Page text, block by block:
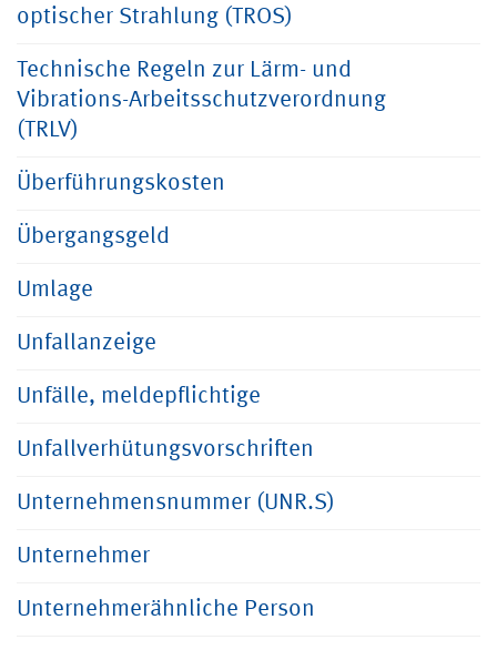
optischer Strahlung (TROS)
Technische Regeln zur Lärm- und
Vibrations-Arbeitsschutzverordnung
(TRLV)
Überführungskosten
Übergangsgeld
Umlage
Unfallanzeige
Unfälle, meldepflichtige
Unfallverhütungsvorschriften
Unternehmensnummer (UNR.S)
Unternehmer
Unternehmerähnliche Person